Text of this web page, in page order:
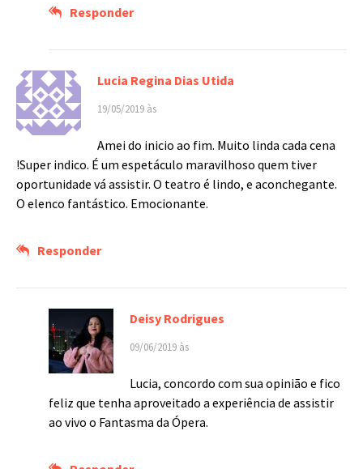
Responder
Lucia Regina Dias Utida
19/05/2019 às
Amei do inicio ao fim. Muito linda cada cena
!Super indico. É um espetáculo maravilhoso quem tiver
oportunidade vá assistir. O teatro é lindo, e aconchegante.
O elenco fantástico. Emocionante.
Responder
Deisy Rodrigues
09/06/2019 às
Lucia, concordo com sua opinião e fico
feliz que tenha aproveitado a experiência de assistir
ao vivo o Fantasma da Ópera.